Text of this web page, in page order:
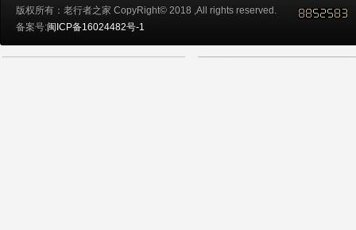
版权所有：老行者之家 CopyRight© 2018 ,All rights reserved.
备案号:闽ICP备16024482号-1